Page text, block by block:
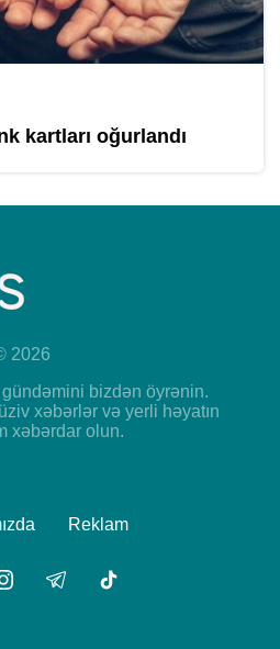
kartları oğurlandı
2026
bizdən öyrənin.
xəbərlər və yerli həyatın
xəbərdar olun.
Reklam